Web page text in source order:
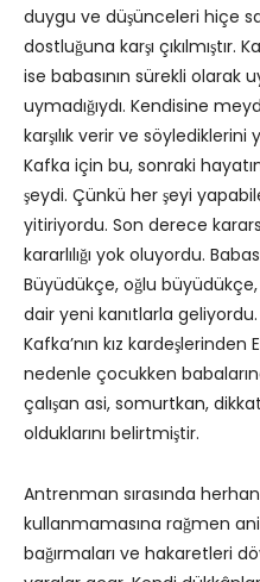
duygu ve düşünceleri hiçe
dostluğuna karşı çıkılmıştır.
ise babasının sürekli olarak
uymadığıydı. Kendisine
karşılık verir ve söylediklerini
Kafka için bu, sonraki
şeydi. Çünkü her şeyi
yitiriyordu. Son derece
kararlılığı yok oluyordu.
Büyüdükçe, oğlu
dair yeni kanıtlarla geliyordu.
Kafka’nın kız
nedenle çocukken
çalışan asi, somurtkan,
olduklarını belirtmiştir.
Antrenman sırasında
kullanmamasına rağmen
bağırmaları ve hakaretleri